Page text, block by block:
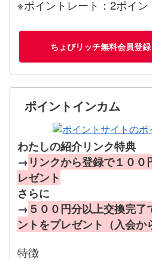
※ポイントレート：2ポイン
ちょびリッチ無料会員登録
ポイントインカム
わたしの紹介リンク特典
→ リンクから登録で１０
レゼント
さらに
→ ５００円分以上交換完了
ントをプレゼント（入会か
特徴